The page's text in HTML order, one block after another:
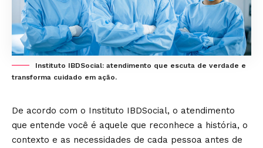
Instituto IBDSocial: atendimento que escuta de verdade e
transforma cuidado em ação.
De acordo com o Instituto IBDSocial, o atendimento
que entende você é aquele que reconhece a história, o
contexto e as necessidades de cada pessoa antes de